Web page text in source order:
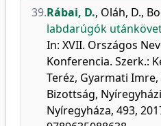
39.Rábai, D., Oláh, D.,
labdarúgók
In: XVII. Országos
Konferencia. Szerk.:
Teréz, Gyarmati
Bizottság,
Nyíregyháza, 493,